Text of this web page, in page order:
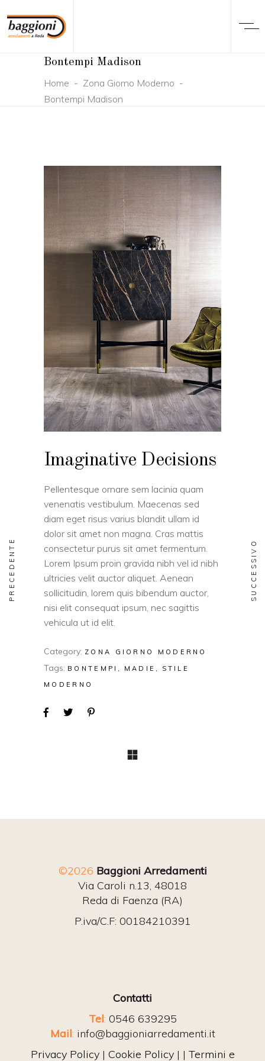
Bontempi Madison
Home - Zona Giorno Moderno -
Bontempi Madison
Imaginative Decisions
Pellentesque ornare sem lacinia quam
venenatis vestibulum. Maecenas sed
diam eget risus varius blandit ullam id
dolor sit amet non magna. Cras mattis
consectetur purus sit amet fermentum.
Lorem Ipsum proin gravida nibh vel id nibh
ultricies velit auctor aliquet. Aenean
sollicitudin, lorem quis bibendum auctor,
nisi elit consequat ipsum, nec sagittis
vehicula ut id elit.
Category: ZONA GIORNO MODERNO
Tags: BONTEMPI MADIE
STILE
MODERNO
PRECEDENTE SUCCESSIVO
©2026 Baggioni Arredamenti
Via Caroli n.13, 48018
Reda di Faenza (RA)
P.iva/C.F: 00184210391
Contatti
Tel: 0546 639295
Mail: info@baggioniarredamenti.it
Privacy Policy| Cookie Policy| | Termini e